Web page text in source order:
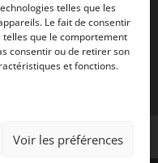
telles que les
Le fait de consentir
que le comportement
consentir ou de retirer son
et fonctions.
Voir les préférences